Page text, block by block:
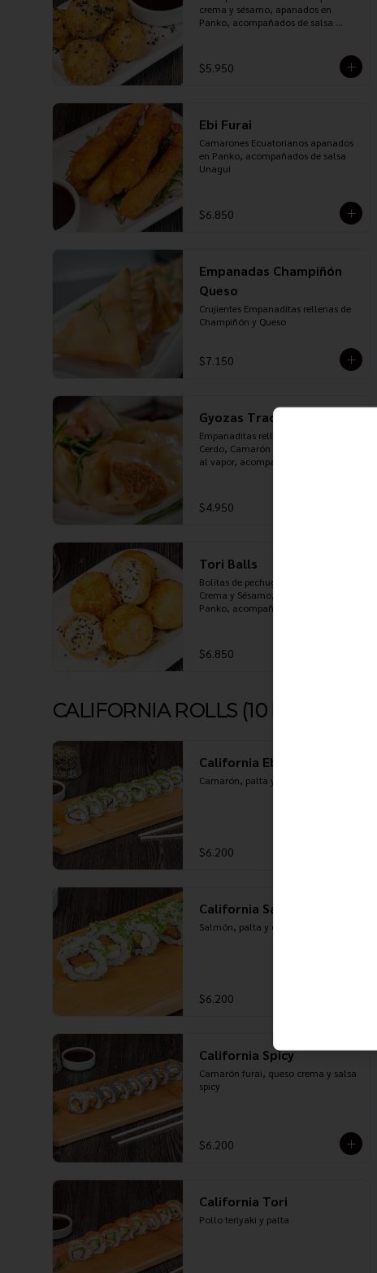
crema y sésamo, apanados en
Panko, acompañados de salsa
$5.950
Ebi Furai
Camarones Ecuatorianos apanados
en Panko, acompañados de salsa
Unagui
$6.850
Empanadas Champiñón
Queso
Crujientes Empanaditas rellenas de
Champiñón y Queso
$7.150
Gyozas Tradicionales
Empanaditas rellenas de Pollo,
Cerdo, Camarón o Verduras, cocidas
al vapor, acompañadas de salsa
$4.950
Tori Balls
Bolitas de pechuga de Pollo, Queso
Crema y Sésamo, apanadas en
Panko, acompañadas de salsa
$6.850
CALIFORNIA ROLLS (10 PIEZAS)
California Ebi Cheese
Camarón, palta y queso crema
$6.200
California Sake Cheese
Salmón, palta y queso crema
$6.200
California Spicy
Camarón furai, queso crema y salsa
spicy
$6.200
California Tori
Pollo teriyaki y palta